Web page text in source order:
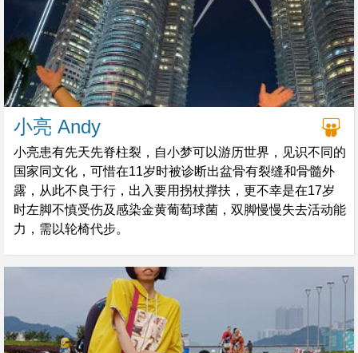
小亮 Andy
小亮患有先天先脊柱裂，自小梦可以游历世界，见识不同的
国家同文化，可惜在11岁时被诊断出盆骨有裂缝和骨髓外
露，从此不良于行，出入要用拐杖撑扶，更不幸是在17岁
时左脚不慎受伤及感染金黄葡萄球菌，双脚慢慢失去活动能
力，需以轮椅代步。